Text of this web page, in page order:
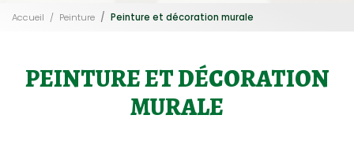
Accueil Peinture Peinture et décoration murale
PEINTURE ET DÉCORATION
MURALE